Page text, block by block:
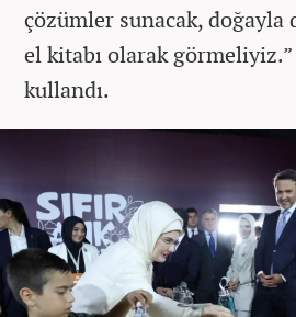
çözümler sunacak, doğayla
el kitabı olarak
kullandı.